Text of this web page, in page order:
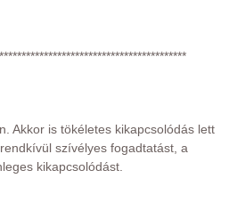
Akkor is tökéletes kikapcsolódás lett
szívélyes fogadtatást, a
kikapcsolódást.